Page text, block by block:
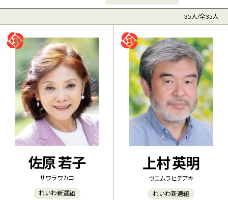
年齢 〜
クリア
35人/全35人
佐原 若子
サワラ ワカコ
れいわ新選組
上村 英明
ウエムラ ヒデアキ
れいわ新選組